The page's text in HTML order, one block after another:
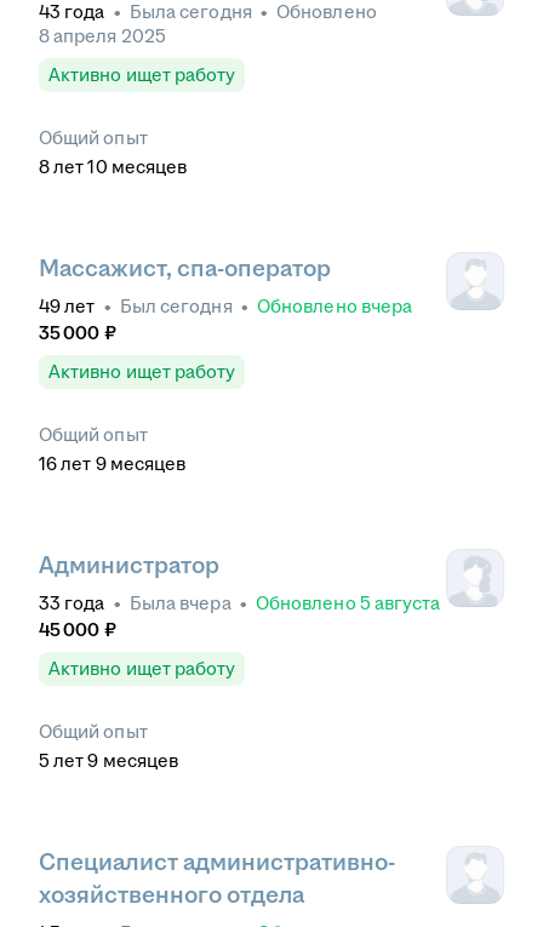
43 года • Быласегодня • Обновлено
8 апреля 2025
Активно ищет работу
Общий опыт
8лет 10 месяцев
Массажист, спа-оператор
49лет • Был сегодня • Обновлено вчера
35 000 ₽
Активно ищет работу
Общий опыт
16лет 9 месяцев
Администратор
33 года • Была вчера • Обновлено 5 августа
45 000 ₽
Активно ищет работу
Общий опыт
5 лет 9 месяцев
Специалист административно-
хозяйственного отдела